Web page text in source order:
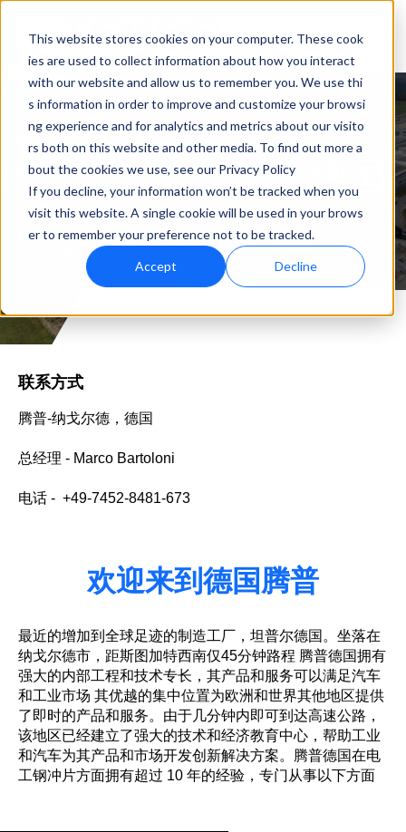
This website stores cookies on your computer. These cook
ies are used to collect information about how you interact
with our website and allow us to remember you. We use thi
s information in order to improve and customize your browsi
ng experience and for analytics and metrics about our visito
rs both on this website and other media. To find out more a
bout the cookies we use, see our Privacy Policy
If you decline, your information won’t be tracked when you
visit this website. A single cookie will be used in your brows
er to remember your preference not to be tracked.
Accept Decline
德国
联系方式
腾普-纳戈尔德，德国
总经理 - Marco Bartoloni
电话 - +49-7452-8481-673
欢迎来到德国腾普
最近的增加到全球足迹的制造工厂，坦普尔德国。坐落在
纳戈尔德市，距斯图加特西南仅45分钟路程 腾普德国拥有
强大的内部工程和技术专长，其产品和服务可以满足汽车
和工业市场 其优越的集中位置为欧洲和世界其他地区提供
了即时的产品和服务。由于几分钟内即可到达高速公路，
该地区已经建立了强大的技术和经济教育中心，帮助工业
和汽车为其产品和市场开发创新解决方案。腾普德国在电
工钢冲片方面拥有超过 10 年的经验，专门从事以下方面